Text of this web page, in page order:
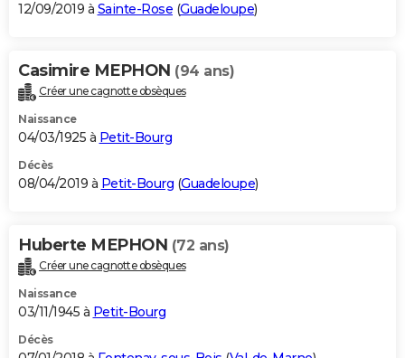
12/09/2019 à Sainte-Rose (Guadeloupe)
Casimire MEPHON (94 ans)
Créer une cagnotte obsèques
Naissance
04/03/1925 à Petit-Bourg
Décès
08/04/2019 à Petit-Bourg (Guadeloupe)
Huberte MEPHON (72 ans)
Créer une cagnotte obsèques
Naissance
03/11/1945 à Petit-Bourg
Décès